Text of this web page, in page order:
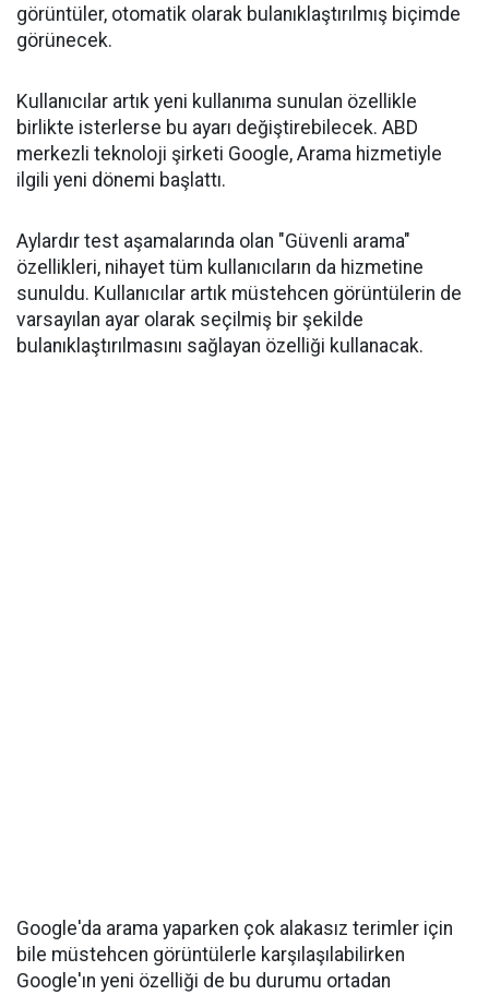
görüntüler, otomatik olarak bulanıklaştırılmış biçimde
görünecek.
Kullanıcılar artık yeni kullanıma sunulan özellikle
birlikte isterlerse bu ayarı değiştirebilecek. ABD
merkezli teknoloji şirketi Google, Arama hizmetiyle
ilgili yeni dönemi başlattı.
Aylardır test aşamalarında olan "Güvenli arama"
özellikleri, nihayet tüm kullanıcıların da hizmetine
sunuldu. Kullanıcılar artık müstehcen görüntülerin de
varsayılan ayar olarak seçilmiş bir şekilde
bulanıklaştırılmasını sağlayan özelliği kullanacak.
Google'da arama yaparken çok alakasız terimler için
bile müstehcen görüntülerle karşılaşılabilirken
Google'ın yeni özelliği de bu durumu ortadan